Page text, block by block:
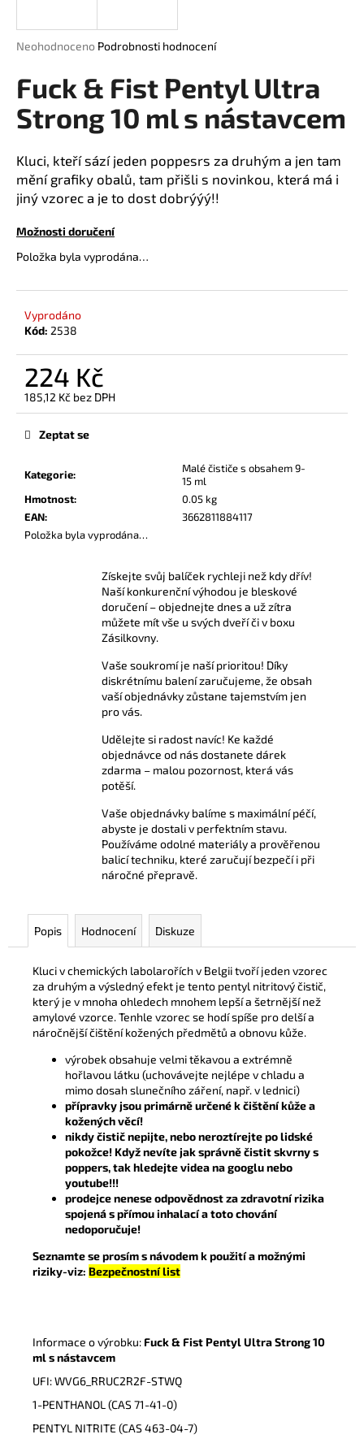
Průměrné
produktu
je
0,0
z
hvězdiček.
Neohodnoceno Podrobnosti hodnocení
Fuck & Fist Pentyl Ultra
Strong 10 ml s nástavcem
Kluci, kteří sází jeden poppesrs za druhým a jen tam
mění grafiky obalů, tam přišli s novinkou, která má i
jiný vzorec a je to dost dobrýýý!!
Možnosti doručení
Položka byla vyprodána…
Vyprodáno
Kód: 2538
224 Kč
185,12 Kč bez DPH
Měrná
Kategorie:
Malé čističe s obsahem 9-
15 ml
Hmotnost:
0.05 kg
EAN:
3662811884117
Položka byla vyprodána…
Zeptat se
Získejte svůj balíček rychleji než kdy dřív!
Naší konkurenční výhodou je bleskové
doručení – objednejte dnes a už zítra
můžete mít vše u svých dveří či v boxu
Zásilkovny.
Vaše soukromí je naší prioritou! Díky
diskrétnímu balení zaručujeme, že obsah
vaší objednávky zůstane tajemstvím jen
pro vás.
Udělejte si radost navíc! Ke každé
objednávce od nás dostanete dárek
zdarma – malou pozornost, která vás
potěší.
Vaše objednávky balíme s maximální péčí,
abyste je dostali v perfektním stavu.
Používáme odolné materiály a prověřenou
balicí techniku, které zaručují bezpečí i při
náročné přepravě.
Popis Hodnocení Diskuze
Kluci v chemických labolarořích v Belgii tvoří jeden vzorec
za druhým a výsledný efekt je tento pentyl nitritový čistič,
který je v mnoha ohledech mnohem lepší a šetrnější než
amylové vzorce. Tenhle vzorec se hodí spíše pro delší a
náročnější čištění kožených předmětů a obnovu kůže.
výrobek obsahuje velmi těkavou a extrémně
hořlavou látku (uchovávejte nejlépe v chladu a
mimo dosah slunečního záření, např. v lednici)
přípravky jsou primárně určené k čištění kůže a
kožených věcí!
nikdy čistič nepijte, nebo neroztírejte po lidské
pokožce! Když nevíte jak správně čistit skvrny s
poppers, tak hledejte videa na googlu nebo
youtube!!!
prodejce nenese odpovědnost za zdravotní rizika
spojená s přímou inhalací a toto chování
nedoporučuje!
Seznamte se prosím s návodem k použití a možnými
riziky-viz: Bezpečnostní list
Informace o výrobku: Fuck & Fist Pentyl Ultra Strong 10
ml s nástavcem
UFI: WVG6_RRUC2R2F-STWQ
1-PENTHANOL (CAS 71-41-0)
PENTYL NITRITE (CAS 463-04-7)
j
t
?
HLEDAT
D
p
o
u
u
m
AMYL
TITANIUM
POPPERS